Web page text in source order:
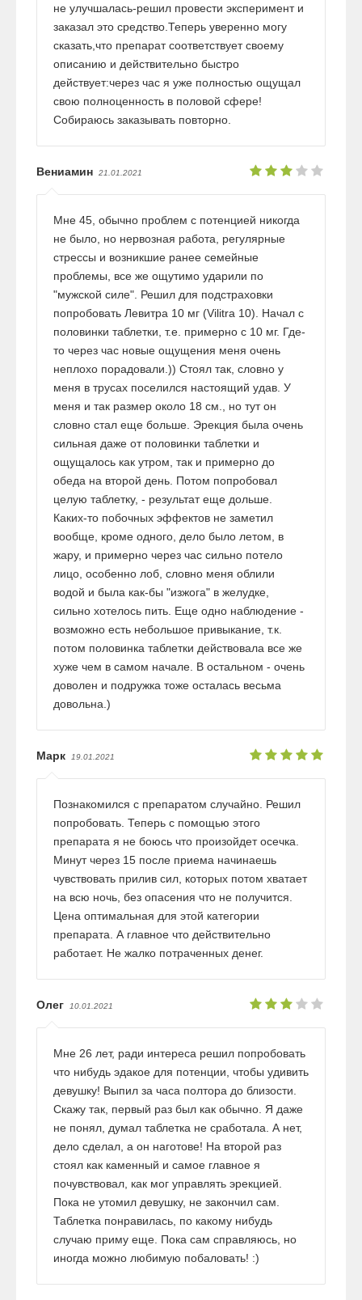
не улучшалась-решил провести эксперимент и
заказал это средство.Теперь уверенно могу
сказать,что препарат соответствует своему
описанию и действительно быстро
действует:через час я уже полностью ощущал
свою полноценность в половой сфере!
Собираюсь заказывать повторно.
Вениамин 21.01.2021
Мне 45, обычно проблем с потенцией никогда
не было, но нервозная работа, регулярные
стрессы и возникшие ранее семейные
проблемы, все же ощутимо ударили по
"мужской силе". Решил для подстраховки
попробовать Левитра 10 мг (Vilitra 10). Начал с
половинки таблетки, т.е. примерно с 10 мг. Где-
то через час новые ощущения меня очень
неплохо порадовали.)) Стоял так, словно у
меня в трусах поселился настоящий удав. У
меня и так размер около 18 см., но тут он
словно стал еще больше. Эрекция была очень
сильная даже от половинки таблетки и
ощущалось как утром, так и примерно до
обеда на второй день. Потом попробовал
целую таблетку, - результат еще дольше.
Каких-то побочных эффектов не заметил
вообще, кроме одного, дело было летом, в
жару, и примерно через час сильно потело
лицо, особенно лоб, словно меня облили
водой и была как-бы "изжога" в желудке,
сильно хотелось пить. Еще одно наблюдение -
возможно есть небольшое привыкание, т.к.
потом половинка таблетки действовала все же
хуже чем в самом начале. В остальном - очень
доволен и подружка тоже осталась весьма
довольна.)
Марк 19.01.2021
Познакомился с препаратом случайно. Решил
попробовать. Теперь с помощью этого
препарата я не боюсь что произойдет осечка.
Минут через 15 после приема начинаешь
чувствовать прилив сил, которых потом хватает
на всю ночь, без опасения что не получится.
Цена оптимальная для этой категории
препарата. А главное что действительно
работает. Не жалко потраченных денег.
Олег 10.01.2021
Мне 26 лет, ради интереса решил попробовать
что нибудь эдакое для потенции, чтобы удивить
девушку! Выпил за часа полтора до близости.
Скажу так, первый раз был как обычно. Я даже
не понял, думал таблетка не сработала. А нет,
дело сделал, а он наготове! На второй раз
стоял как каменный и самое главное я
почувствовал, как мог управлять эрекцией.
Пока не утомил девушку, не закончил сам.
Таблетка понравилась, по какому нибудь
случаю приму еще. Пока сам справляюсь, но
иногда можно любимую побаловать! :)